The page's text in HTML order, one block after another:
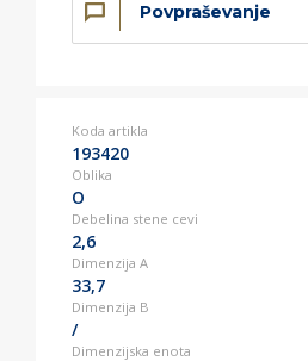
Povpraševanje
Koda artikla
193420
Oblika
O
Debelina stene cevi
2,6
Dimenzija A
33,7
Dimenzija B
/
Dimenzijska enota